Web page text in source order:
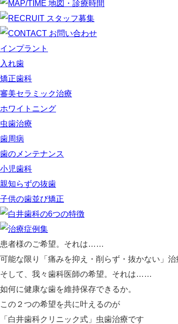
インプラント
入れ歯
矯正歯科
審美セラミック治療
ホワイトニング
虫歯治療
歯周病
歯のメンテナンス
小児歯科
親知らずの抜歯
子供の歯並び矯正
患者様のご希望。それは……
可能な限り「 痛みを抑え・削らず・抜かない 」治
そして、我々歯科医師の希望。それは……
如何に健康な歯を維持保存できるか。
この２つの希望を共に叶えるのが
「白井歯科クリニック式」虫歯治療です